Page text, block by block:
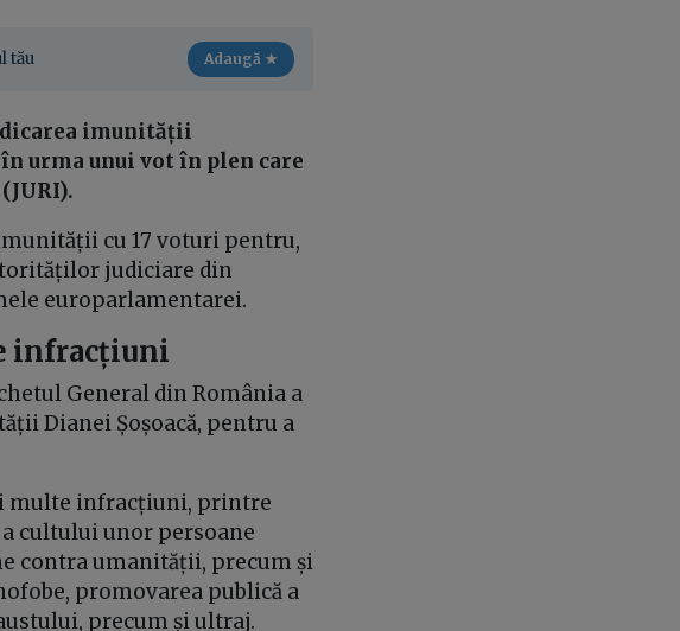
tău Adaugă ★
imunității
urma unui vot în plen care
cu 17 voturi pentru,
judiciare din
europarlamentarei.
infracțiuni
General din România a
Dianei Șoșoacă, pentru a
multe infracțiuni, printre
cultului unor persoane
contra umanității, precum și
promovarea publică a
precum și ultraj.